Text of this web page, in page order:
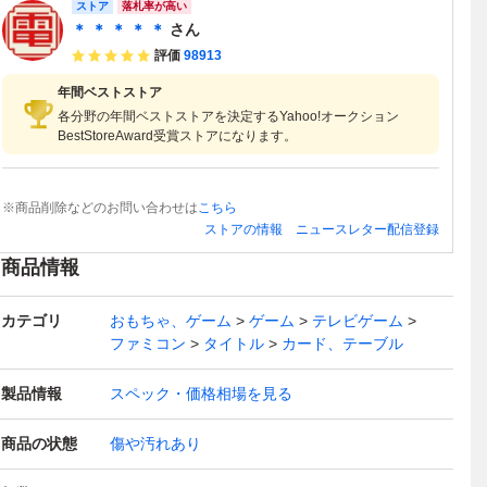
ストア 落札率が高い
＊ ＊ ＊ ＊ ＊ さん
評価 98913
年間ベストストア
各分野の年間ベストストアを決定するYahoo!オークション
BestStoreAward受賞ストアになります。
※商品削除などのお問い合わせはこちら
ストアの情報
ニュースレター配信登録
商品情報
カテゴリ おもちゃ、ゲーム ゲーム
テレビゲーム
ファミコン
タイトル カード、テーブル
製品情報 スペック・価格相場を見る
商品の状態 傷や汚れあり